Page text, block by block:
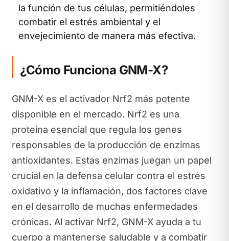
la función de tus células, permitiéndoles
combatir el estrés ambiental y el
envejecimiento de manera más efectiva.
¿Cómo Funciona GNM-X?
GNM-X es el activador Nrf2 más potente
disponible en el mercado. Nrf2 es una
proteína esencial que regula los genes
responsables de la producción de enzimas
antioxidantes. Estas enzimas juegan un papel
crucial en la defensa celular contra el estrés
oxidativo y la inflamación, dos factores clave
en el desarrollo de muchas enfermedades
crónicas. Al activar Nrf2, GNM-X ayuda a tu
cuerpo a mantenerse saludable y a combatir